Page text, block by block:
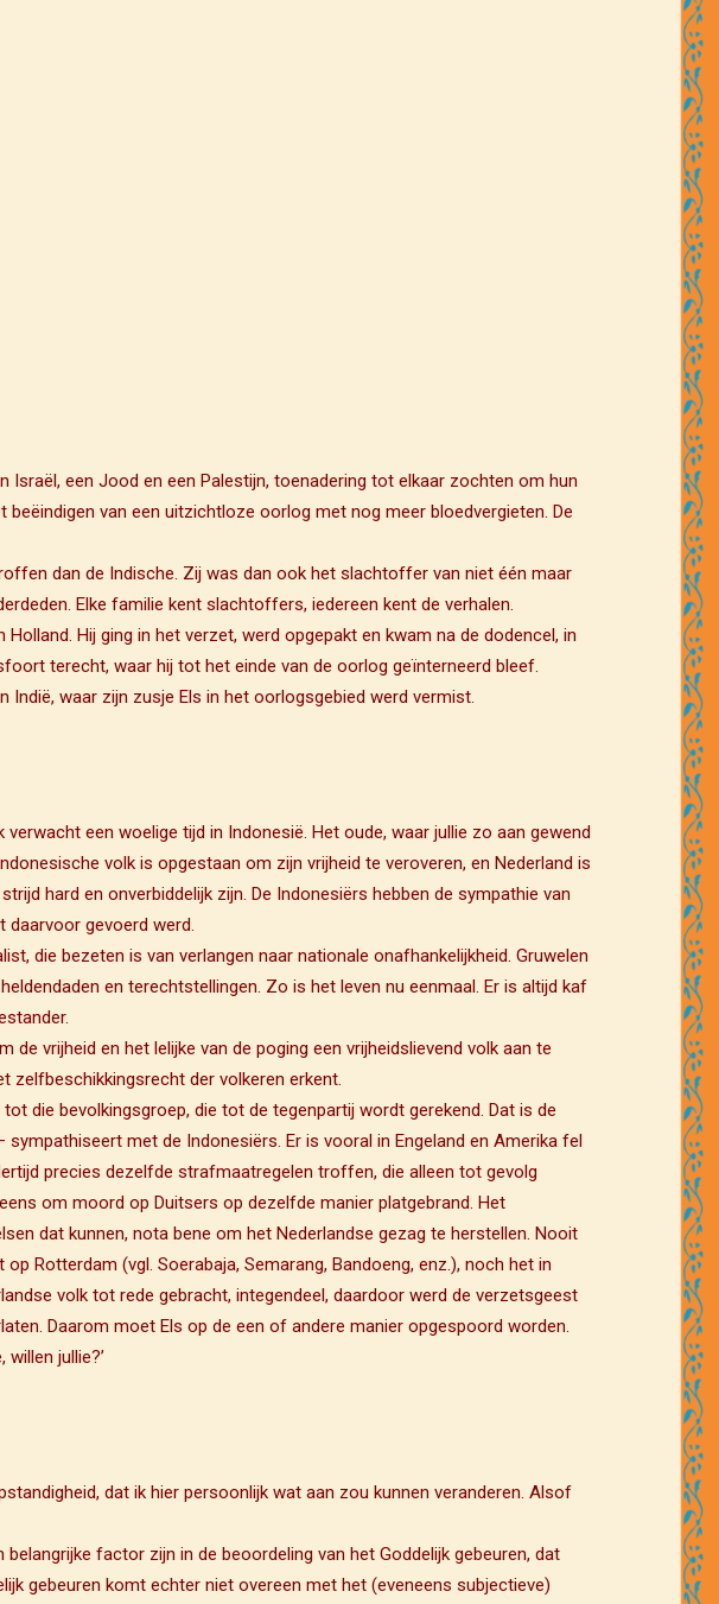
een Jood en een Palestijn, toenadering tot elkaar zochten om hun
van een uitzichtloze oorlog met nog meer bloedvergieten. De
dan de Indische. Zij was dan ook het slachtoffer van niet één maar
Elke familie kent slachtoffers, iedereen kent de verhalen.
Hij ging in het verzet, werd opgepakt en kwam na de dodencel, in
terecht, waar hij tot het einde van de oorlog geïnterneerd bleef.
Indië, waar zijn zusje Els in het oorlogsgebied werd vermist.
een woelige tijd in Indonesië. Het oude, waar jullie zo aan gewend
volk is opgestaan om zijn vrijheid te veroveren, en Nederland is
hard en onverbiddelijk zijn. De Indonesiërs hebben de sympathie van
daarvoor gevoerd werd.
die bezeten is van verlangen naar nationale onafhankelijkheid. Gruwelen
en terechtstellingen. Zo is het leven nu eenmaal. Er is altijd kaf
vrijheid en het lelijke van de poging een vrijheidslievend volk aan te
zelfbeschikkingsrecht der volkeren erkent.
die bevolkingsgroep, die tot de tegenpartij wordt gerekend. Dat is de
met de Indonesiërs. Er is vooral in Engeland en Amerika fel
precies dezelfde strafmaatregelen troffen, die alleen tot gevolg
om moord op Duitsers op dezelfde manier platgebrand. Het
dat kunnen, nota bene om het Nederlandse gezag te herstellen. Nooit
Rotterdam (vgl. Soerabaja, Semarang, Bandoeng, enz.), noch het in
volk tot rede gebracht, integendeel, daardoor werd de verzetsgeest
Daarom moet Els op de een of andere manier opgespoord worden.
jullie?’
dat ik hier persoonlijk wat aan zou kunnen veranderen. Alsof
factor zijn in de beoordeling van het Goddelijk gebeuren, dat
gebeuren komt echter niet overeen met het (eveneens subjectieve)